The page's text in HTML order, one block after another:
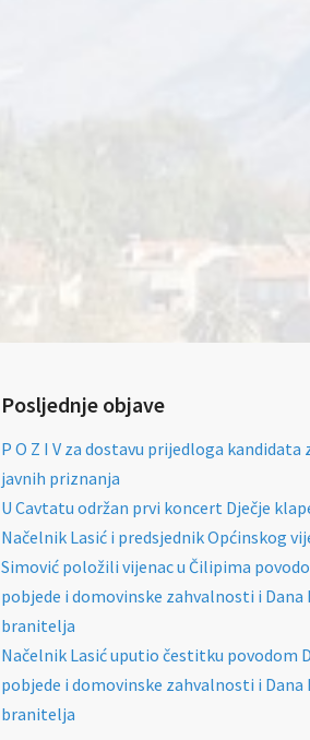
Posljednje objave
P O Z I V za dostavu prijedloga kandidata
javnih priznanja
U Cavtatu održan prvi koncert Dječje
Načelnik Lasić i predsjednik Općinskog
Simović položili vijenac u Čilipima
pobjede i domovinske zahvalnosti i
branitelja
Načelnik Lasić uputio čestitku povodom
pobjede i domovinske zahvalnosti i
branitelja